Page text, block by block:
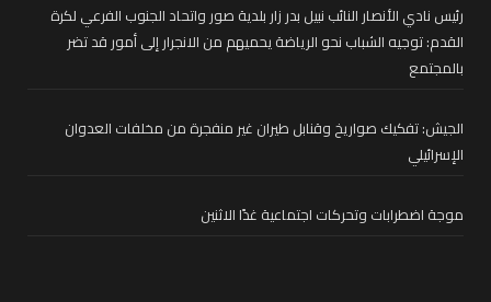
رئيس نادي الأنصار النائب نبيل بدر زار بلدية صور واتحاد الجنوب الفرعي لكرة
القدم: توجيه الشباب نحو الرياضة يحميهم من الانجرار إلى أمور قد تضر
بالمجتمع
الجيش: تفكيك صواريخ وقنابل طيران غير منفجرة من مخلفات العدوان
الإسرائيلي
موجة اضطرابات وتحركات اجتماعية غدًا الاثنين